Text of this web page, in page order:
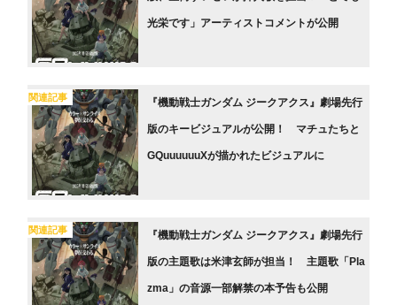
光栄です」アーティストコメントが公開
関連記事 『機動戦士ガンダム ジークアクス』劇場先行
版のキービジュアルが公開！ マチュたちと
GQuuuuuuXが描かれたビジュアルに
関連記事 『機動戦士ガンダム ジークアクス』劇場先行
版の主題歌は米津玄師が担当！ 主題歌「Pla
zma」の音源一部解禁の本予告も公開